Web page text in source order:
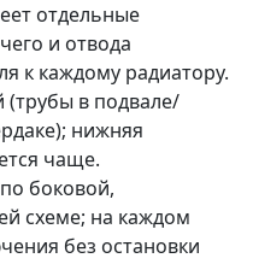
отдельные
и отвода
к каждому радиатору.
(трубы в подвале/
нижняя
чаще.
боковой,
схеме; на каждом
без остановки